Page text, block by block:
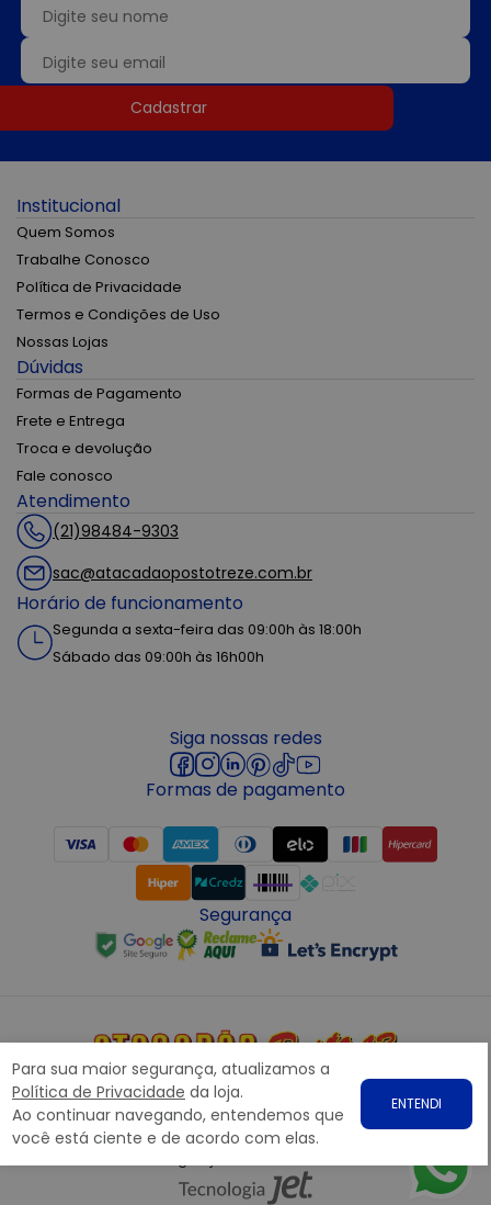
Para sua maior segurança, atualizamos a
Política de Privacidade da loja.
Ao continuar navegando, entendemos que
você está ciente e de acordo com elas.
ENTENDI
Cadastrar
Institucional
Quem Somos
Trabalhe Conosco
Política de Privacidade
Termos e Condições de Uso
Nossas Lojas
Dúvidas
Formas de Pagamento
Frete e Entrega
Troca e devolução
Fale conosco
Atendimento
(21)98484-9303
sac@atacadaopostotreze.com.br
Horário de funcionamento
Segunda a sexta-feira das 09:00h às 18:00h
Sábado das 09:00h às 16h00h
Siga nossas redes
Formas de pagamento
Segurança
Copyright © 2022 ATACADÃO POSTO 13 - Todos os direitos
reservados. CNPJ: 15.360.767/0001-07
Rodovia Presidente Dutra, nº1258 Galpão 1268 – Bairro: Prata,